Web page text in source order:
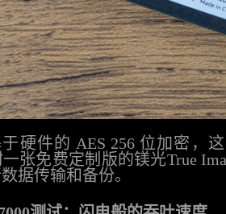
于硬件的 AES 256 位加密，
张免费定制版的镁光True
据传输和备份。